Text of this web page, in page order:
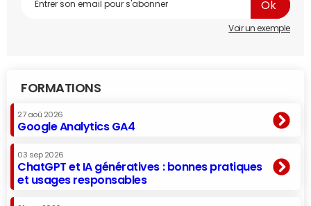
Voir un exemple
FORMATIONS
27 aoû 2026
Google Analytics GA4
03 sep 2026
ChatGPT et IA génératives : bonnes pratiques
et usages responsables